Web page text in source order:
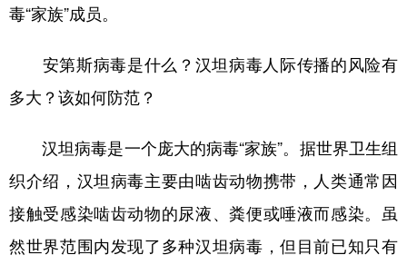
彩票
公益 一带一路 亚太网 上市公司
文化产业
北京 天津 河北 山西
辽宁 吉林 上海 江苏
毒“家族”成员。
安第斯病毒是什么？汉坦病毒人际传播的风险有
多大？该如何防范？
汉坦病毒是一个庞大的病毒“家族”。据世界卫生组
织介绍，汉坦病毒主要由啮齿动物携带，人类通常因
接触受感染啮齿动物的尿液、粪便或唾液而感染。虽
然世界范围内发现了多种汉坦病毒，但目前已知只有